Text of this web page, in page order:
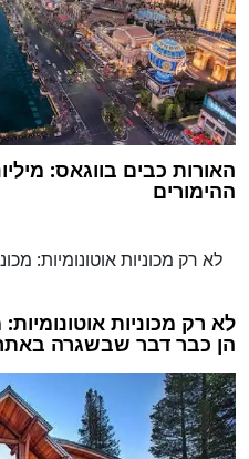
האורות כבים בווגאס:
ההימורים
לא רק מכוניות
הן כבר דבר שבשגרה